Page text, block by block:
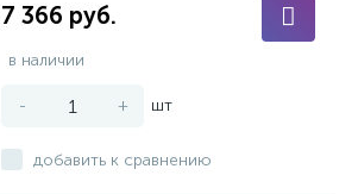
7 366 руб.
в наличии
- + шт
добавить к сравнению